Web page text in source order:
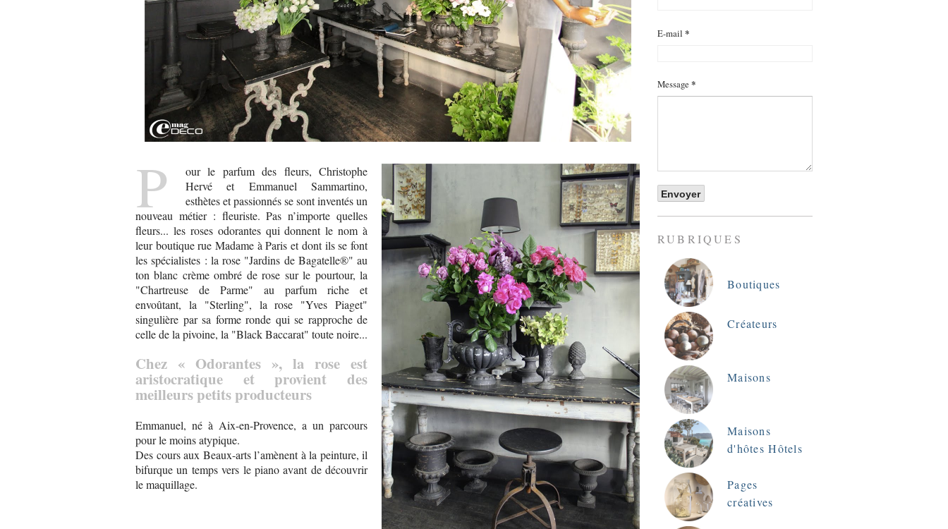
P
our le parfum des fleurs, Christophe
Hervé et Emmanuel Sammartino,
esthètes et passionnés se sont inventés un
nouveau métier : fleuriste. Pas n’importe quelles
fleurs... les roses odorantes qui donnent le nom à
leur boutique rue Madame à Paris et dont ils se font
les spécialistes : la rose "Jardins de Bagatelle®" au
ton blanc crème ombré de rose sur le pourtour, la
"Chartreuse de Parme" au parfum riche et
envoûtant, la "Sterling", la rose "Yves Piaget"
singulière par sa forme ronde qui se rapproche de
celle de la pivoine, la "Black Baccarat" toute noire...
Chez « Odorantes », la rose est
aristocratique et provient des
meilleurs petits producteurs
Emmanuel, né à Aix-en-Provence, a un parcours
pour le moins atypique.
Des cours aux Beaux-arts l’amènent à la peinture, il
bifurque un temps vers le piano avant de découvrir
le maquillage.
E-mail *
Message *
RUBRIQUES
Boutiques
Créateurs
Maisons
Maisons
d'hôtes Hôtels
Pages
créatives